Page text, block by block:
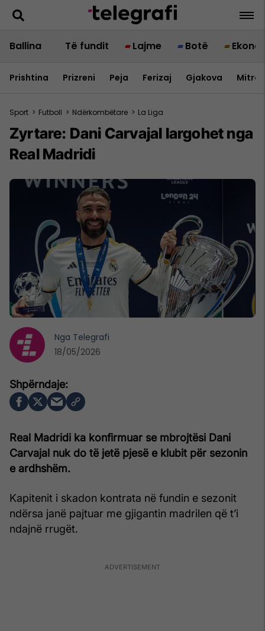
Ballina Të fundit Lajme Botë
Prishtina Prizreni Peja Ferizaj Gjakova
Sport > Futboll > Ndërkombëtare > La Liga
Zyrtare: Dani Carvajal largohet nga
Real Madridi
Real Madridi ka konfirmuar se mbrojtësi Dani
Carvajal nuk do të jetë pjesë e klubit për sezonin
e ardhshëm.
Kapitenit i skadon kontrata në fundin e sezonit
ndërsa janë pajtuar me gjigantin madrilen që t’i
ndajnë rrugët.
Nga Telegrafi
18/05/2026